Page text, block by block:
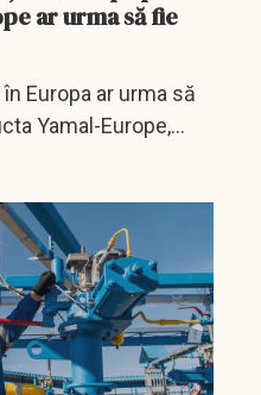
ar urma să fie
Europa ar urma să
Yamal-Europe,
început să solicite